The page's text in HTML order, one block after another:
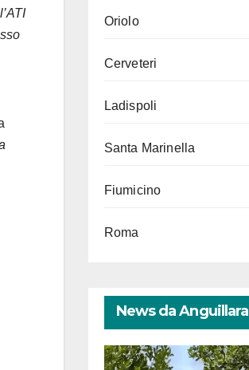
Oriolo
Cerveteri
Ladispoli
Santa Marinella
Fiumicino
Roma
News da Anguillara